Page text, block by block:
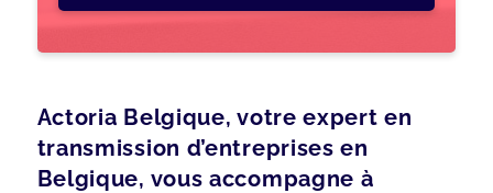
Actoria Belgique, votre expert en
transmission d’entreprises en
Belgique, vous accompagne à